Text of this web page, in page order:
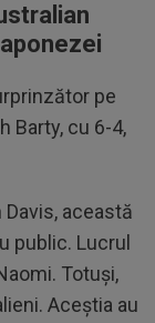
pe
Barty, cu 6-4,
această
public. Lucrul
Totuşi,
Aceştia au